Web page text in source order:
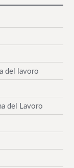
del lavoro
del Lavoro